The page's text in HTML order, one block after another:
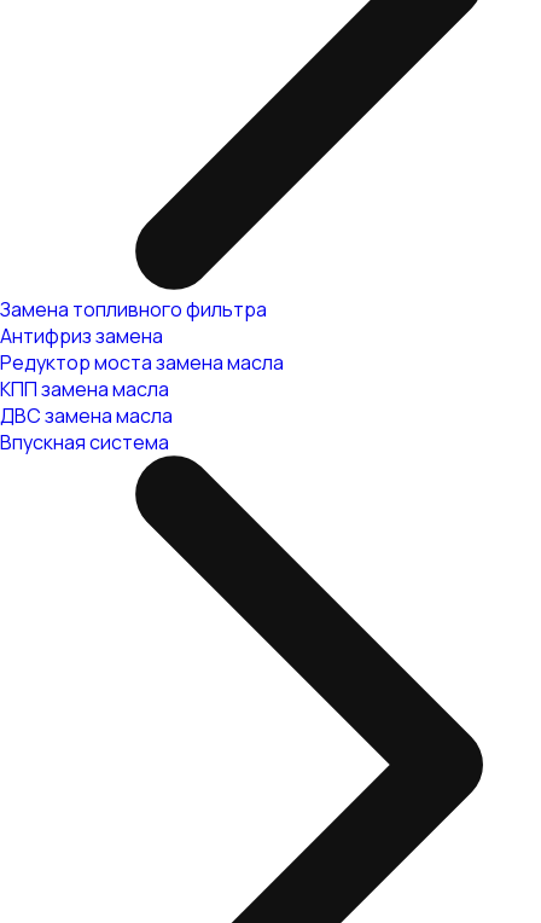
Замена топливного фильтра
Антифриз замена
Редуктор моста замена масла
КПП замена масла
ДВС замена масла
Впускная система